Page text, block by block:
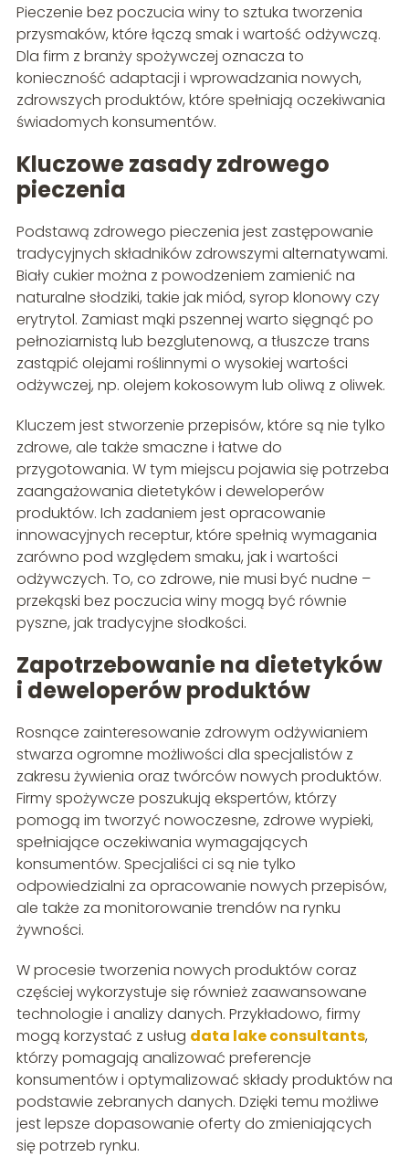
Pieczenie bez poczucia winy to sztuka tworzenia
przysmaków, które łączą smak i wartość odżywczą.
Dla firm z branży spożywczej oznacza to
konieczność adaptacji i wprowadzania nowych,
zdrowszych produktów, które spełniają oczekiwania
świadomych konsumentów.
Kluczowe zasady zdrowego
pieczenia
Podstawą zdrowego pieczenia jest zastępowanie
tradycyjnych składników zdrowszymi alternatywami.
Biały cukier można z powodzeniem zamienić na
naturalne słodziki, takie jak miód, syrop klonowy czy
erytrytol. Zamiast mąki pszennej warto sięgnąć po
pełnoziarnistą lub bezglutenową, a tłuszcze trans
zastąpić olejami roślinnymi o wysokiej wartości
odżywczej, np. olejem kokosowym lub oliwą z oliwek.
Kluczem jest stworzenie przepisów, które są nie tylko
zdrowe, ale także smaczne i łatwe do
przygotowania. W tym miejscu pojawia się potrzeba
zaangażowania dietetyków i deweloperów
produktów. Ich zadaniem jest opracowanie
innowacyjnych receptur, które spełnią wymagania
zarówno pod względem smaku, jak i wartości
odżywczych. To, co zdrowe, nie musi być nudne –
przekąski bez poczucia winy mogą być równie
pyszne, jak tradycyjne słodkości.
Zapotrzebowanie na dietetyków
i deweloperów produktów
Rosnące zainteresowanie zdrowym odżywianiem
stwarza ogromne możliwości dla specjalistów z
zakresu żywienia oraz twórców nowych produktów.
Firmy spożywcze poszukują ekspertów, którzy
pomogą im tworzyć nowoczesne, zdrowe wypieki,
spełniające oczekiwania wymagających
konsumentów. Specjaliści ci są nie tylko
odpowiedzialni za opracowanie nowych przepisów,
ale także za monitorowanie trendów na rynku
żywności.
W procesie tworzenia nowych produktów coraz
częściej wykorzystuje się również zaawansowane
technologie i analizy danych. Przykładowo, firmy
mogą korzystać z usług data lake consultants,
którzy pomagają analizować preferencje
konsumentów i optymalizować składy produktów na
podstawie zebranych danych. Dzięki temu możliwe
jest lepsze dopasowanie oferty do zmieniających
się potrzeb rynku.